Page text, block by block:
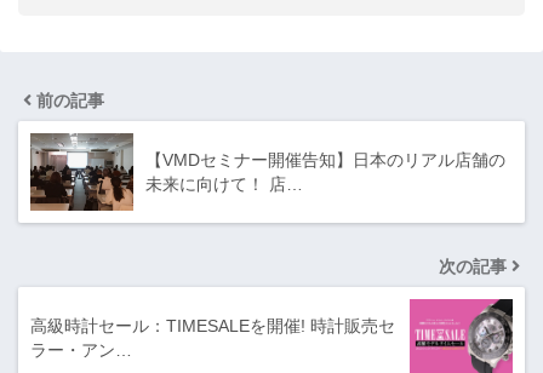
前の記事
【VMDセミナー開催告知】日本のリアル店舗の
未来に向けて！ 店…
次の記事
高級時計セール：TIMESALEを開催! 時計販売セ
ラー・アン…